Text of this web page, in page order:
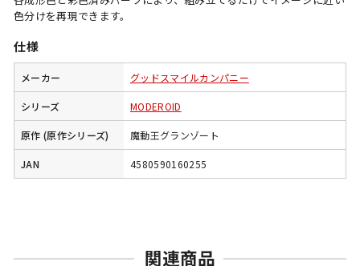
色分けを再現できます。
仕様
メーカー グッドスマイルカンパニー
シリーズ MODEROID
原作 (原作シリーズ) 魔動王グランゾート
JAN 4580590160255
関連商品